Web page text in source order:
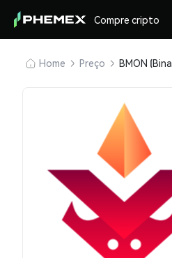
Compre cripto
Home Preço BMON